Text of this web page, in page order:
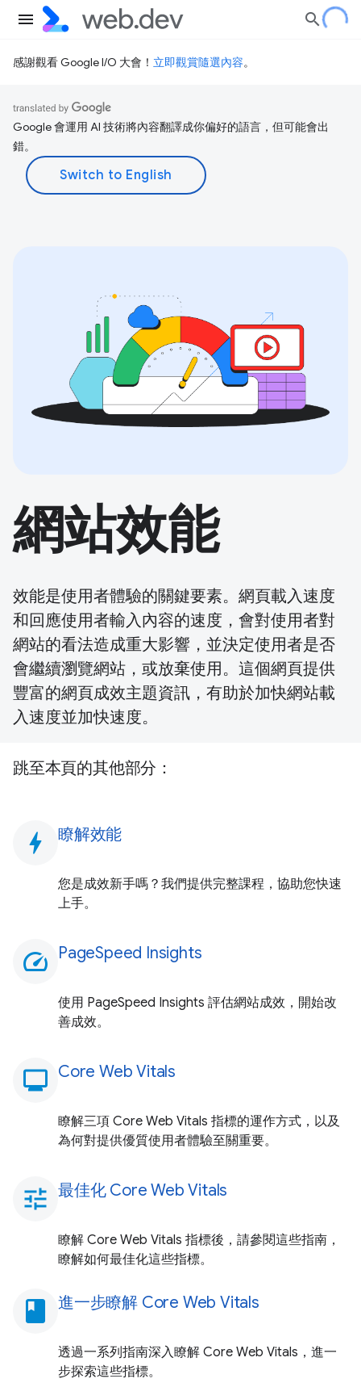
感謝觀看 Google I/O 大會！ 立即觀賞隨選內容。
Google 會運用 AI 技術將內容翻譯成你偏好的語言，但可能會出
錯。
網站效能
效能是使用者體驗的關鍵要素。網頁載入速度
和回應使用者輸入內容的速度，會對使用者對
網站的看法造成重大影響，並決定使用者是否
會繼續瀏覽網站，或放棄使用。這個網頁提供
豐富的網頁成效主題資訊，有助於加快網站載
入速度並加快速度。
跳至本頁的其他部分：
bolt 瞭解效能
您是成效新手嗎？我們提供完整課程，協助您快速
上手。
speed PageSpeed Insights
使用 PageSpeed Insights 評估網站成效，開始改
善成效。
monitoring
Core Web Vitals
瞭解三項 Core Web Vitals 指標的運作方式，以及
為何對提供優質使用者體驗至關重要。
tune 最佳化 Core Web Vitals
瞭解 Core Web Vitals 指標後，請參閱這些指南，
瞭解如何最佳化這些指標。
book 進一步瞭解 Core Web Vitals
透過一系列指南深入瞭解 Core Web Vitals，進一
步探索這些指標。